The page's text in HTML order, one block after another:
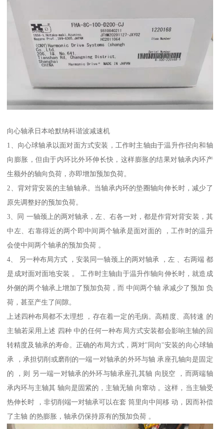
向心轴承日本哈默纳科谐波减速机
1、向心球轴承以面对面方式安装，工作时主轴由于温升作径向和轴
向膨胀，但由于内环比外环伸长快，这样膨胀的结果对轴承内环产
生额外的轴向负荷，亦即增加预加负荷。
2、背对背安装的主轴轴承。当轴承内环的垫圈轴向伸长时，减少了
原先调整好的预加负荷。
3、同 一轴颈上的两对轴承，左、右各一对，都是作背对背安装，其
中左、右靠得近的两个即中间两个轴承是面对面的 ，工作时的温升
会使中间两个轴承的预加负荷 。
4、 另一种布局方式 ，安装同一轴颈上的两对轴承 ，左 、右两端 都
是成对面对面地安装 。 工作时主轴由于温升作轴向伸长时，就造成
外侧的两个轴承上增加了预加负荷，而 中间两个轴 承减少了预加 负
荷，甚至产生了间隙。
上述四种布局都不太理想 ，存在着一定的毛病。高精度、高转速 的
主轴若采用上述 四种 中的任何一种布局方式安装都会影响主轴的回
转精度及轴承的寿命。正确的布局方式，两对"同向''安装的向心球轴
承 ，承担切削或磨削的一端一对轴承的外环与轴 承座孔轴向是固定
的 ，则 另一端一对轴承的外环与轴承座孔其轴 向脱空 ，而两端轴
承内环与主轴其 轴向是固紧的，主轴无轴 向窜动 。这样，当主轴受
热伸长时 ，非切削端一对轴承可以在套 筒里向中间移 动，因而补偿
了主轴 的热膨胀，轴承仍保持原有的预加负荷 。